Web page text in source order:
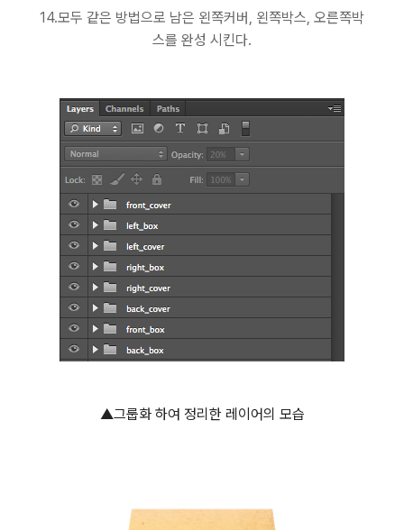
14.모두 같은 방법으로 남은 왼쪽커버, 왼쪽박스, 오른쪽박
스를 완성 시킨다.
▲그룹화 하여 정리한 레이어의 모습